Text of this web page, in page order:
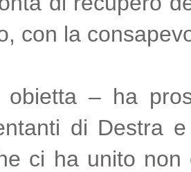
con la
– ha
di Destra
ci ha unito